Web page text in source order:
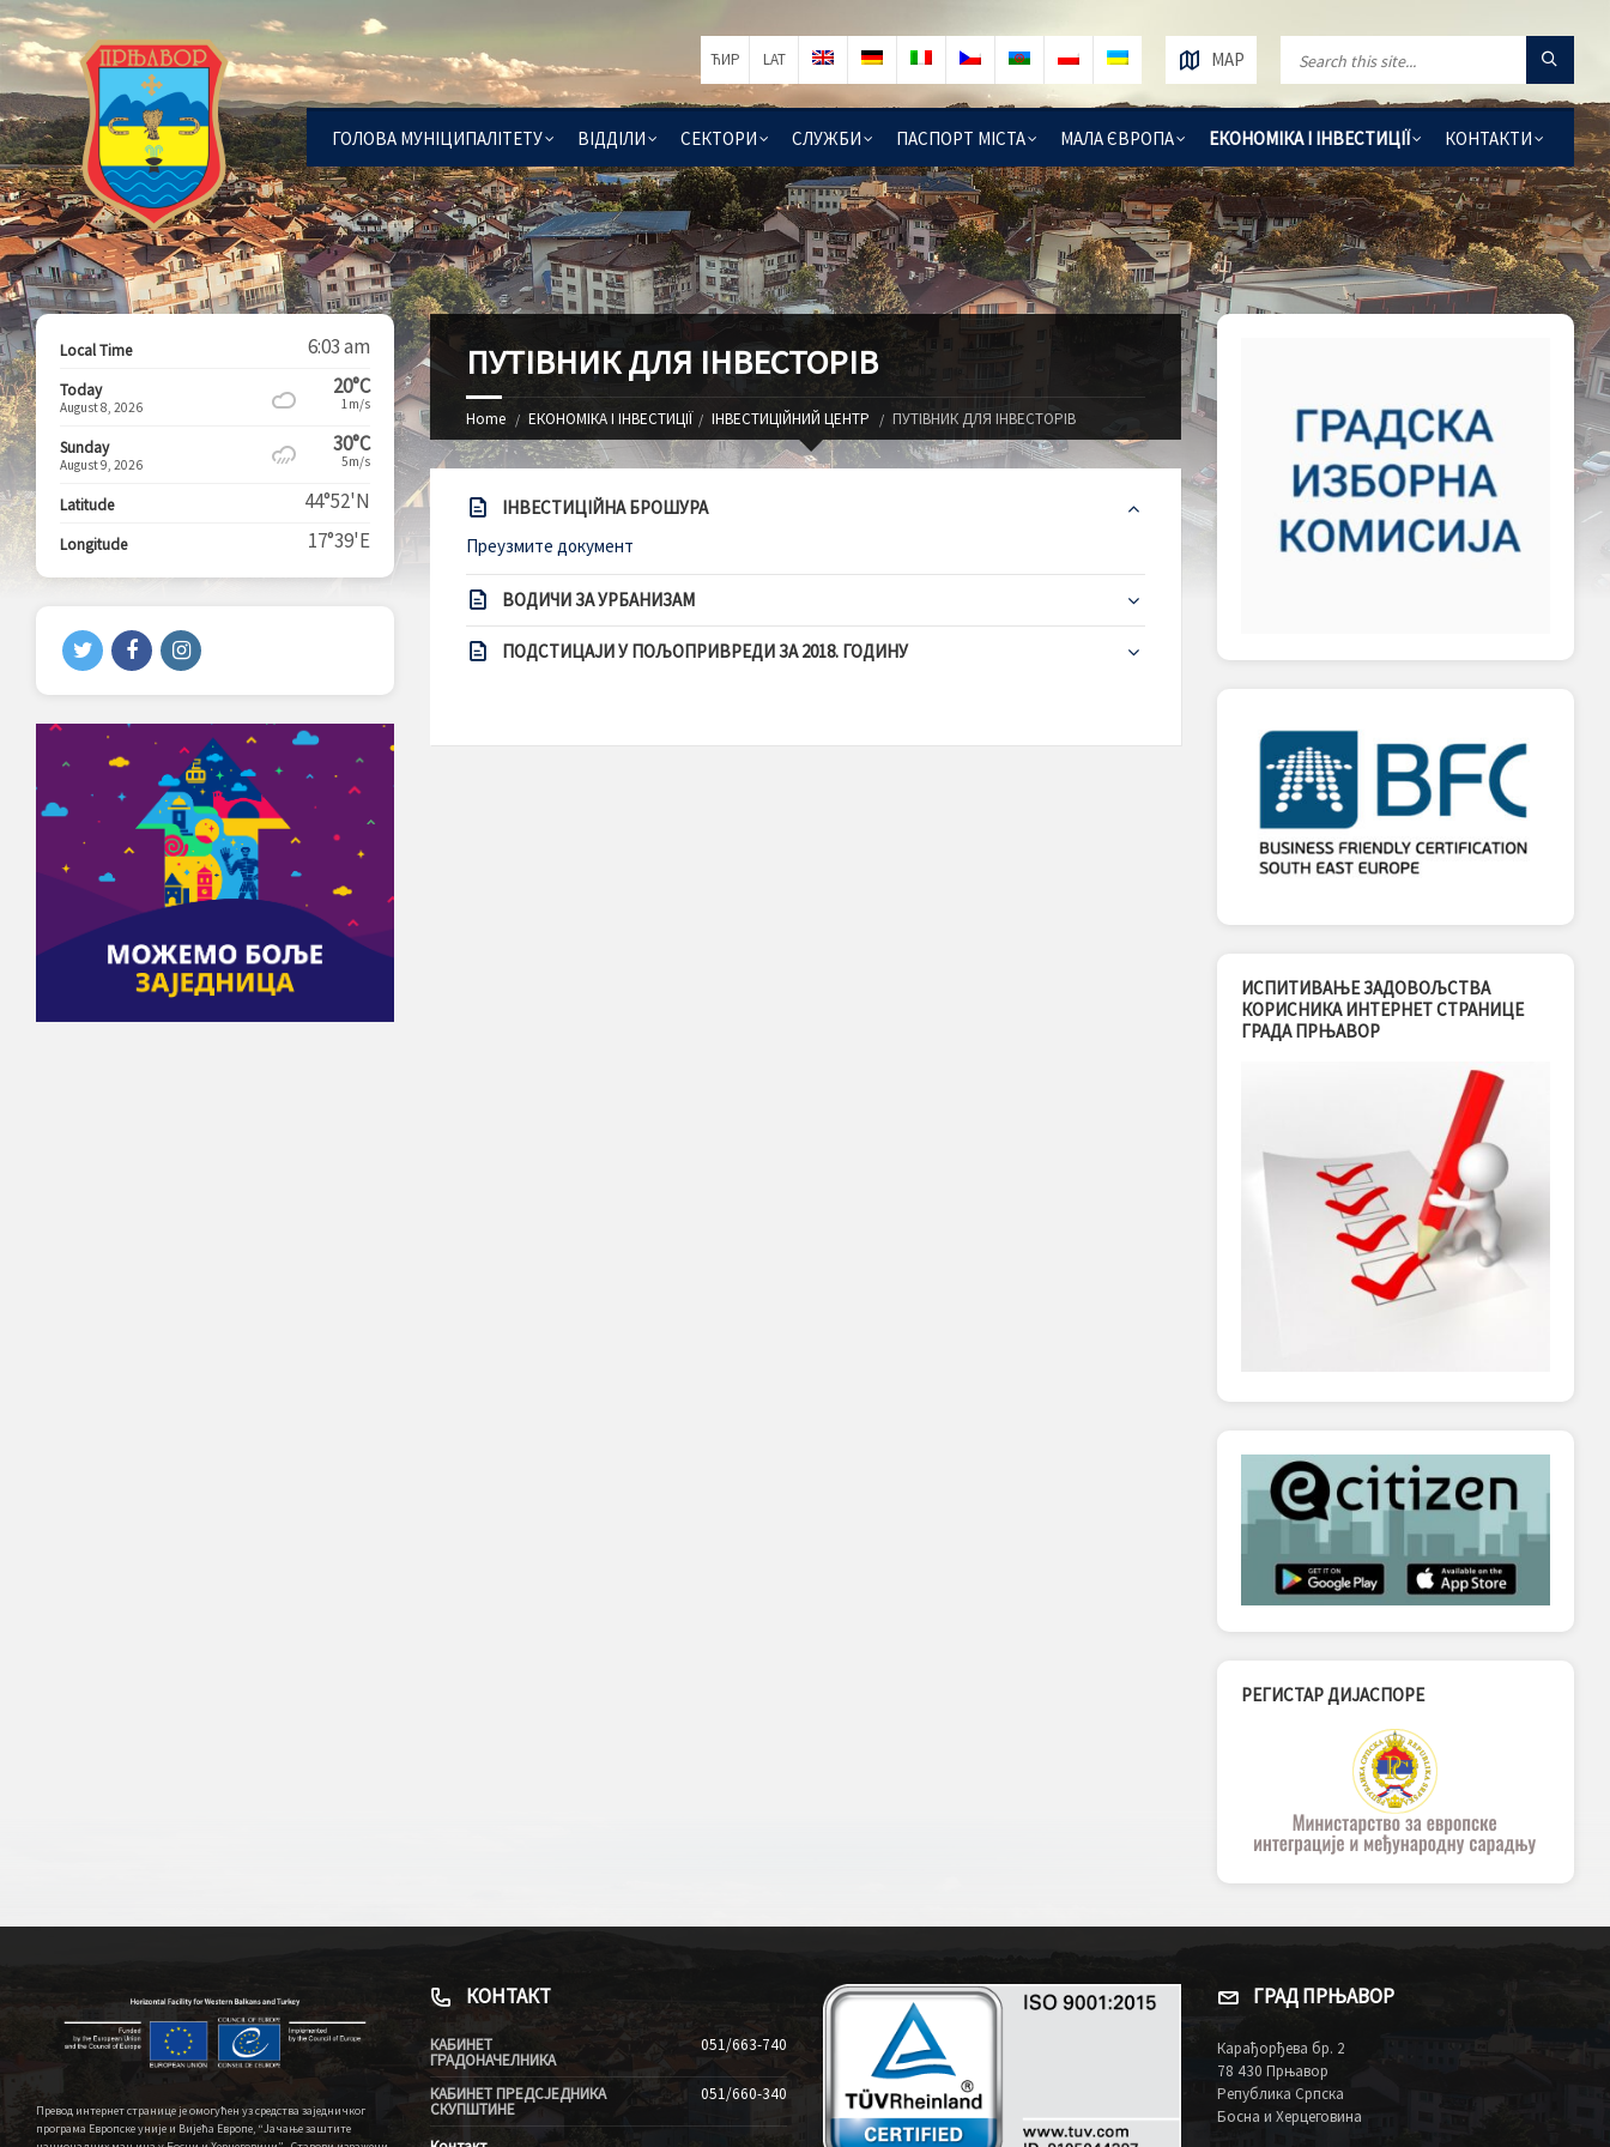
ГОЛОВА МУНІЦИПАЛІТЕТУ ВІДДІЛИ СЕКТОРИ СЛУЖБИ ПАСПОРТ МІСТА МАЛА ЄВРОПА ЕКОНОМІКА І ІНВЕСТИЦІЇ КОНТАКТИ
MAP
ЋИР LAT
ПУТІВНИК ДЛЯ ІНВЕСТОРІВ
Home ЕКОНОМІКА І ІНВЕСТИЦІЇ ІНВЕСТИЦІЙНИЙ ЦЕНТР ПУТІВНИК ДЛЯ ІНВЕСТОРІВ
ІНВЕСТИЦІЙНА БРОШУРА
Преузмите документ
ВОДИЧИ ЗА УРБАНИЗАМ
ПОДСТИЦАЈИ У ПОЉОПРИВРЕДИ ЗА 2018. ГОДИНУ
Local Time 6:03 am
Today
August 8, 2026
20°C
1m/s
Sunday
August 9, 2026
30°C
5m/s
Latitude 44°52'N
Longitude 17°39'E
ИСПИТИВАЊЕ ЗАДОВОЉСТВА
КОРИСНИКА ИНТЕРНЕТ СТРАНИЦЕ
ГРАДА ПРЊАВОР
РЕГИСТАР ДИЈАСПОРЕ
Превод интернет странице је омогућен уз средства заједничког
програма Европске уније и Вијећа Европе, “Јачање заштите
КОНТАКТ
КАБИНЕТ
ГРАДОНАЧЕЛНИКА
051/663-740
КАБИНЕТ ПРЕДСЈЕДНИКА
СКУПШТИНЕ
051/660-340
ГРАД ПРЊАВОР
Карађорђева бр. 2
78 430 Прњавор
Република Српска
Босна и Херцеговина